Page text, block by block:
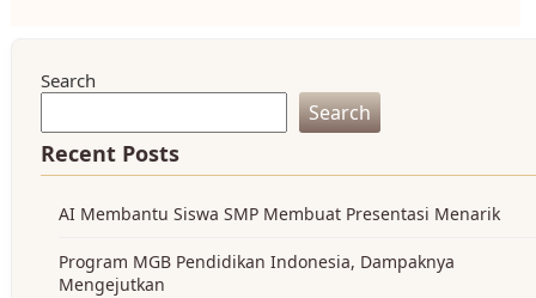
Search
Search
Recent Posts
AI Membantu Siswa SMP Membuat Presentasi Menarik
Program MGB Pendidikan Indonesia, Dampaknya
Mengejutkan